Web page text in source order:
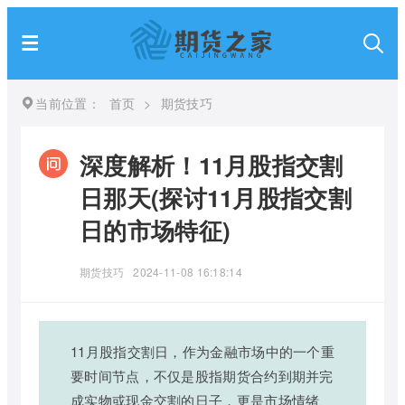
当前位置： 首页 > 期货技巧
深度解析！11月股指交割
日那天(探讨11月股指交割
日的市场特征)
期货技巧 2024-11-08 16:18:14
11月股指交割日，作为金融市场中的一个重
要时间节点，不仅是股指期货合约到期并完
成实物或现金交割的日子，更是市场情绪、